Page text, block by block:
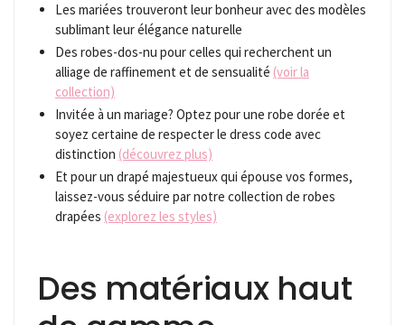
Les mariées trouveront leur bonheur avec des modèles
sublimant leur élégance naturelle
Des robes-dos-nu pour celles qui recherchent un
alliage de raffinement et de sensualité (voir la
collection)
Invitée à un mariage? Optez pour une robe dorée et
soyez certaine de respecter le dress code avec
distinction (découvrez plus)
Et pour un drapé majestueux qui épouse vos formes,
laissez-vous séduire par notre collection de robes
drapées (explorez les styles)
Des matériaux haut